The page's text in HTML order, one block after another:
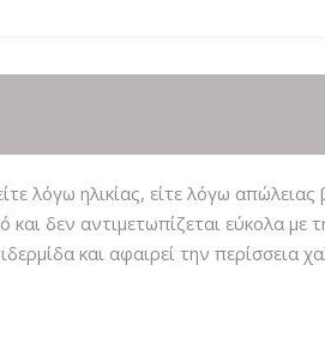
ΑΠΟΚΑΤΆΣΤΑΣΗ ΡΙΝΌΣ ΜΕΤΆ
λόγω ηλικίας, είτε λόγω
και δεν αντιμετωπίζεται εύκολα
και αφαιρεί την περίσσεια